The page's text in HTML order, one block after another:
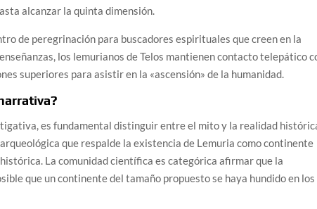
alcanzar la quinta dimensión.
de peregrinación para buscadores espirituales que creen en la
los lemurianos de Telos mantienen contacto telepático
superiores para asistir en la «ascensión» de la humanidad.
es fundamental distinguir entre el mito y la realidad
que respalde la existencia de Lemuria como continente
La comunidad científica es categórica afirmar que la
que un continente del tamaño propuesto se haya hundido en los